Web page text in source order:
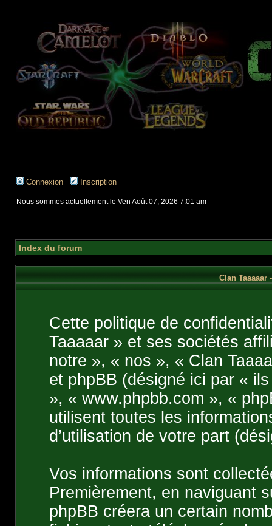
Connexion Inscription
Nous sommes actuellement le Ven Août 07, 2026 7:01 am
Index du forum
Clan
Cette politique de
Taaaaar » et ses sociétés
notre », « nos », « Clan
et phpBB (désigné ici par «
», « www.phpbb.com », «
utilisent toutes les
d’utilisation de votre part
Vos informations sont
Premièrement, en naviguant
phpBB créera un certain